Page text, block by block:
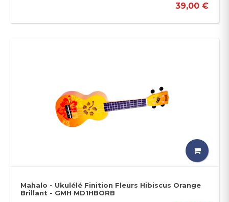
39,00 €
Mahalo - Ukulélé Finition Fleurs Hibiscus Orange
Brillant - GMH MD1HBORB